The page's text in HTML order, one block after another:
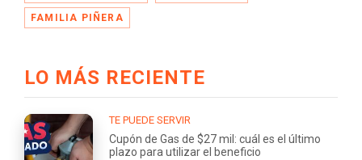
FAMILIA PIÑERA
LO MÁS RECIENTE
TE PUEDE SERVIR
Cupón de Gas de $27 mil: cuál es el último
plazo para utilizar el beneficio